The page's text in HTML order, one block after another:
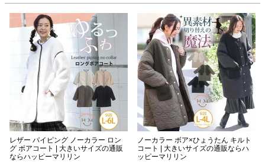
レザー パイピング ノーカラー ロン
グ ボアコート | 大きいサイズの通販
ならハッピーマリリン
ノーカラー ボア×ひょうたん キルト
コート | 大きいサイズの通販ならハ
ッピーマリリン